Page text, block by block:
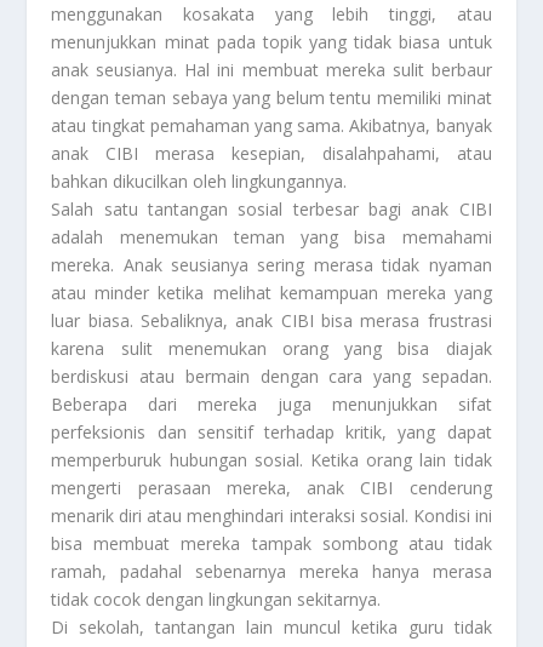
menggunakan kosakata yang lebih tinggi, atau
menunjukkan minat pada topik yang tidak biasa untuk
anak seusianya. Hal ini membuat mereka sulit berbaur
dengan teman sebaya yang belum tentu memiliki minat
atau tingkat pemahaman yang sama. Akibatnya, banyak
anak CIBI merasa kesepian, disalahpahami, atau
bahkan dikucilkan oleh lingkungannya.
Salah satu tantangan sosial terbesar bagi anak CIBI
adalah menemukan teman yang bisa memahami
mereka. Anak seusianya sering merasa tidak nyaman
atau minder ketika melihat kemampuan mereka yang
luar biasa. Sebaliknya, anak CIBI bisa merasa frustrasi
karena sulit menemukan orang yang bisa diajak
berdiskusi atau bermain dengan cara yang sepadan.
Beberapa dari mereka juga menunjukkan sifat
perfeksionis dan sensitif terhadap kritik, yang dapat
memperburuk hubungan sosial. Ketika orang lain tidak
mengerti perasaan mereka, anak CIBI cenderung
menarik diri atau menghindari interaksi sosial. Kondisi ini
bisa membuat mereka tampak sombong atau tidak
ramah, padahal sebenarnya mereka hanya merasa
tidak cocok dengan lingkungan sekitarnya.
Di sekolah, tantangan lain muncul ketika guru tidak